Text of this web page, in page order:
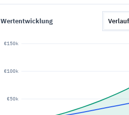
Wertentwicklung Verlauf
€50k
€100k
€150k